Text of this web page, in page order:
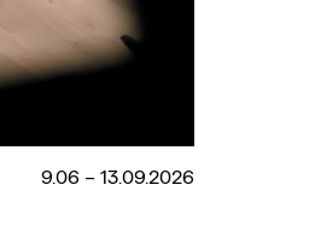
9.06 – 13.09.2026